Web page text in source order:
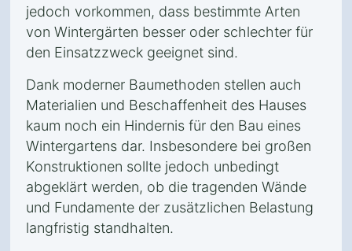
jedoch vorkommen, dass bestimmte Arten
von Wintergärten besser oder schlechter für
den Einsatzzweck geeignet sind.
Dank moderner Baumethoden stellen auch
Materialien und Beschaffenheit des Hauses
kaum noch ein Hindernis für den Bau eines
Wintergartens dar. Insbesondere bei großen
Konstruktionen sollte jedoch unbedingt
abgeklärt werden, ob die tragenden Wände
und Fundamente der zusätzlichen Belastung
langfristig standhalten.